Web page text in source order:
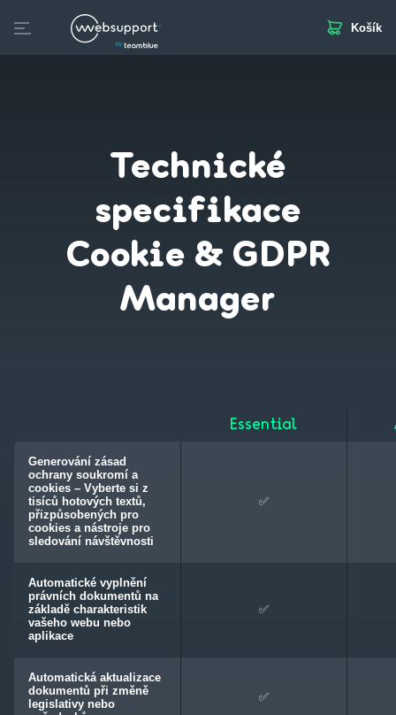
Skip
Košík
Technické
specifikace
Cookie & GDPR
Manager
Essential
Generování zásad
ochrany soukromí a
cookies – Vyberte si z
tisíců hotových textů,
přizpůsobených pro
cookies a nástroje pro
sledování návštěvnosti
✅
Automatické vyplnění
právních dokumentů na
základě charakteristik
vašeho webu nebo
aplikace
✅
Automatická aktualizace
dokumentů při změně
legislativy nebo
✅